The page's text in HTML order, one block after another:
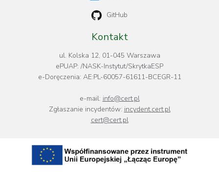
GitHub
Kontakt
ul. Kolska 12, 01-045 Warszawa
ePUAP: /NASK-Instytut/SkrytkaESP
e-Doręczenia: AE:PL-60057-61611-BCEGR-11
e-mail: info@cert.pl
Zgłaszanie incydentów: incydent.cert.pl
cert@cert.pl